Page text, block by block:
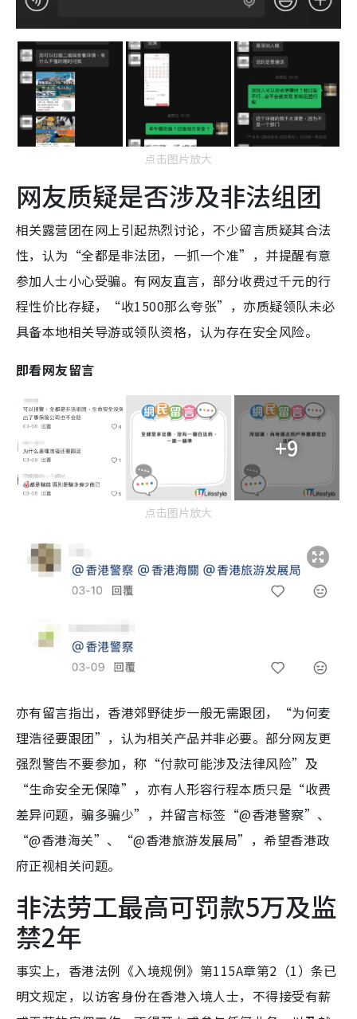
点击图片放大
网友质疑是否涉及非法组团
相关露营团在网上引起热烈讨论，不少留言质疑其合法
性，认为“全都是非法团，一抓一个准”，并提醒有意
参加人士小心受骗。有网友直言，部分收费过千元的行
程性价比存疑，“收1500那么夸张”，亦质疑领队未必
具备本地相关导游或领队资格，认为存在安全风险。
即看网友留言
+9
点击图片放大
亦有留言指出，香港郊野徒步一般无需跟团，“为何麦
理浩径要跟团”，认为相关产品并非必要。部分网友更
强烈警告不要参加，称“付款可能涉及法律风险”及
“生命安全无保障”，亦有人形容行程本质只是“收费
差异问题，骗多骗少”，并留言标签“@香港警察”、
“@香港海关”、“@香港旅游发展局”，希望香港政
府正视相关问题。
非法劳工最高可罚款5万及监
禁2年
事实上，香港法例《入境规例》第115A章第2（1）条已
明文规定，以访客身份在香港入境人士，不得接受有薪